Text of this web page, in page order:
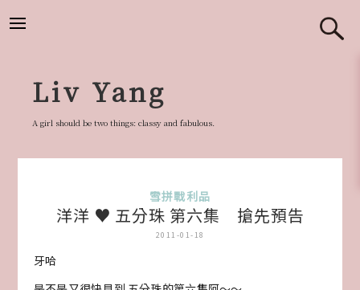
Liv Yang
A girl should be two things: classy and fabulous.
雪拼戰利品
洋洋 ♥ 五分珠 第六集 搶先預告
2011-01-18
牙哈